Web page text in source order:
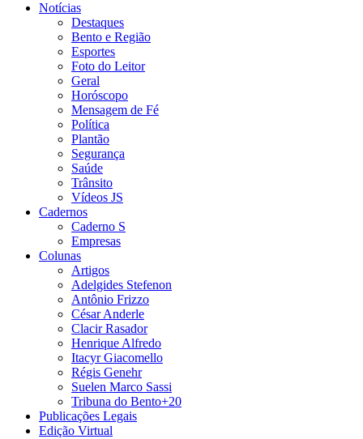
Notícias
Destaques
Bento e Região
Esportes
Foto do Leitor
Geral
Horóscopo
Mensagem de Fé
Política
Plantão
Segurança
Saúde
Trânsito
Vídeos JS
Cadernos
Caderno S
Empresas
Colunas
Artigos
Adelgides Stefenon
Antônio Frizzo
César Anderle
Clacir Rasador
Henrique Alfredo
Itacyr Giacomello
Régis Genehr
Suelen Marco Sassi
Tribuna do Bento+20
Publicações Legais
Edição Virtual